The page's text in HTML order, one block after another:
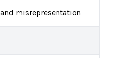
misrepresentation